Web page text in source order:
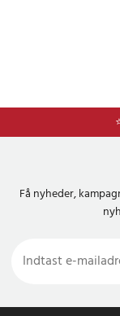
⭐ Nem og
Få nyheder,